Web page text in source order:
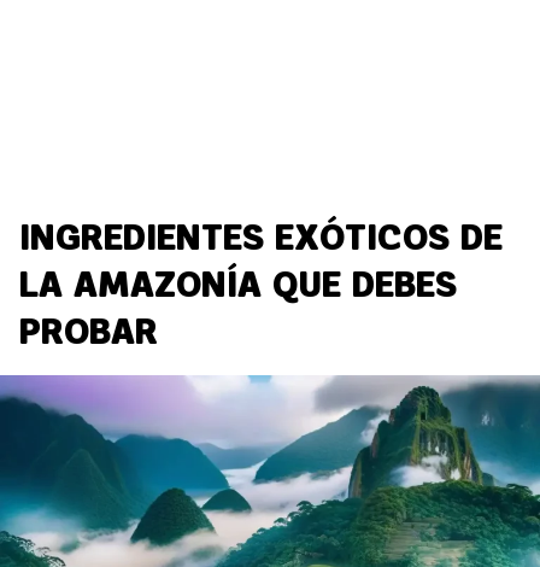
INGREDIENTES EXÓTICOS DE
LA AMAZONÍA QUE DEBES
PROBAR